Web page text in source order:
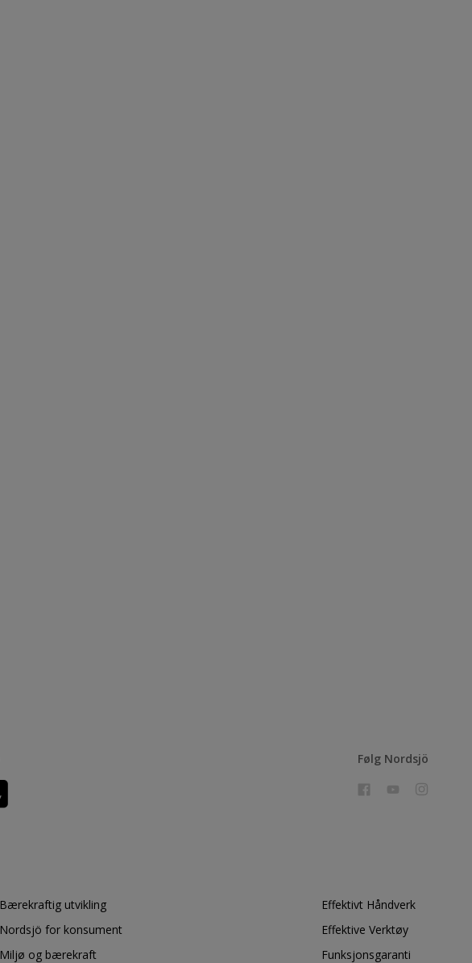
Følg Nordsjö
Bærekraftig utvikling
Nordsjö for konsument
Miljø og bærekraft
Effektivt Håndverk
Effektive Verktøy
Funksjonsgaranti